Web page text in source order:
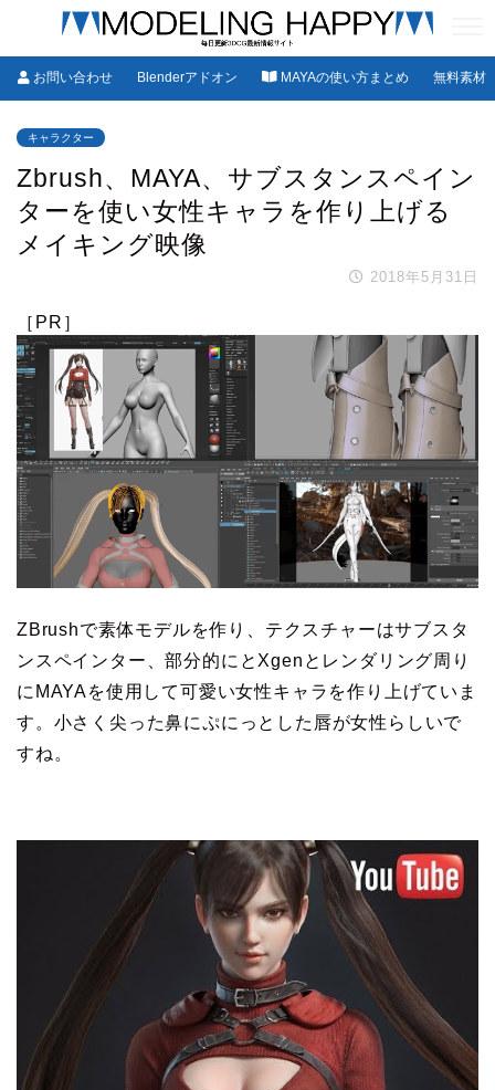
お問い合わせ Blenderアドオン MAYAの使い方まとめ 無料素材
キャラクター
Zbrush、MAYA、サブスタンスペイン
ターを使い女性キャラを作り上げる
メイキング映像
2018年5月31日
［PR］
ZBrushで素体モデルを作り、テクスチャーはサブスタ
ンスペインター、部分的にとXgenとレンダリング周り
にMAYAを使用して可愛い女性キャラを作り上げていま
す。小さく尖った鼻にぷにっとした唇が女性らしいで
すね。